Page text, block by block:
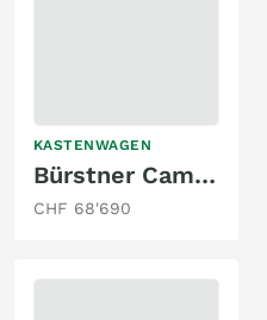
KASTENWAGEN
Bürstner Campeo C 600
CHF 68'690